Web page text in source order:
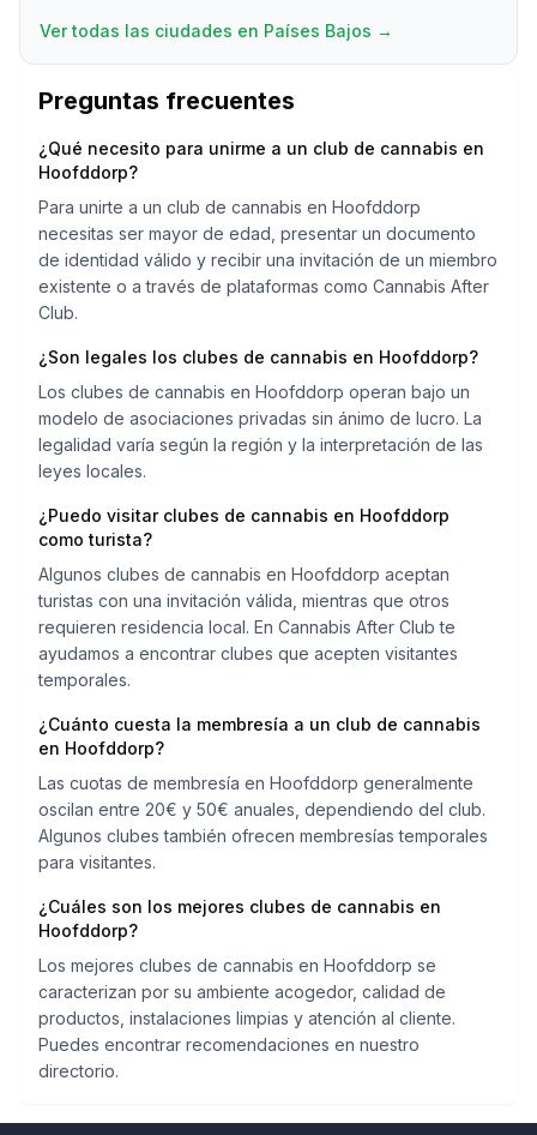
Ver todas las ciudades en Países Bajos →
Preguntas frecuentes
¿Qué necesito para unirme a un club de cannabis en
Hoofddorp?
Para unirte a un club de cannabis en Hoofddorp
necesitas ser mayor de edad, presentar un documento
de identidad válido y recibir una invitación de un miembro
existente o a través de plataformas como Cannabis After
Club.
¿Son legales los clubes de cannabis en Hoofddorp?
Los clubes de cannabis en Hoofddorp operan bajo un
modelo de asociaciones privadas sin ánimo de lucro. La
legalidad varía según la región y la interpretación de las
leyes locales.
¿Puedo visitar clubes de cannabis en Hoofddorp
como turista?
Algunos clubes de cannabis en Hoofddorp aceptan
turistas con una invitación válida, mientras que otros
requieren residencia local. En Cannabis After Club te
ayudamos a encontrar clubes que acepten visitantes
temporales.
¿Cuánto cuesta la membresía a un club de cannabis
en Hoofddorp?
Las cuotas de membresía en Hoofddorp generalmente
oscilan entre 20€ y 50€ anuales, dependiendo del club.
Algunos clubes también ofrecen membresías temporales
para visitantes.
¿Cuáles son los mejores clubes de cannabis en
Hoofddorp?
Los mejores clubes de cannabis en Hoofddorp se
caracterizan por su ambiente acogedor, calidad de
productos, instalaciones limpias y atención al cliente.
Puedes encontrar recomendaciones en nuestro
directorio.